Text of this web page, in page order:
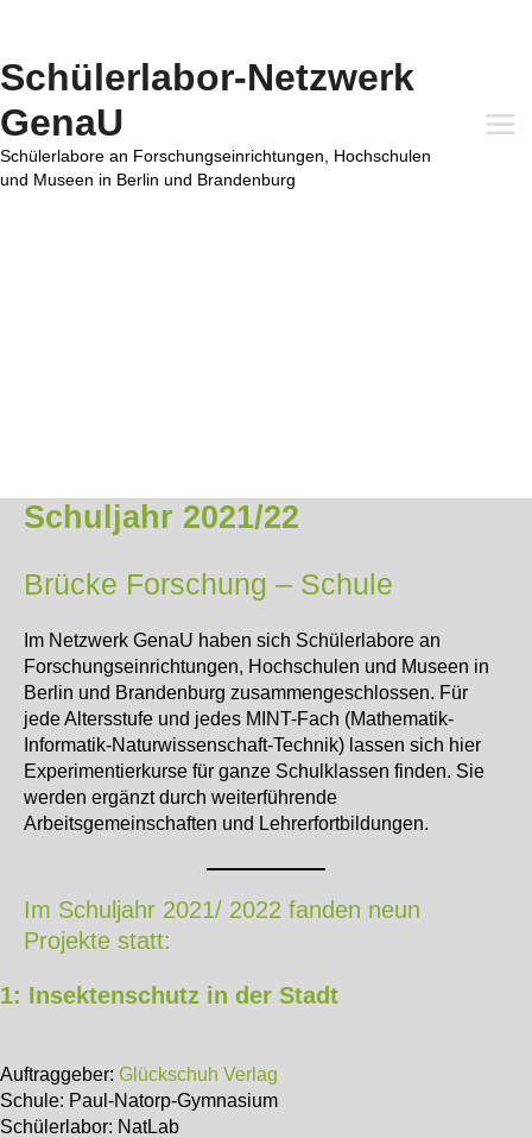
springen
Schülerlabor-Netzwerk
GenaU
Schülerlabore an Forschungseinrichtungen, Hochschulen
und Museen in Berlin und Brandenburg
Schuljahr 2021/22
Brücke Forschung – Schule
Im Netzwerk GenaU haben sich Schülerlabore an
Forschungseinrichtungen, Hochschulen und Museen in
Berlin und Brandenburg zusammengeschlossen. Für
jede Altersstufe und jedes MINT-Fach (Mathematik-
Informatik-Naturwissenschaft-Technik) lassen sich hier
Experimentierkurse für ganze Schulklassen finden. Sie
werden ergänzt durch weiterführende
Arbeitsgemeinschaften und Lehrerfortbildungen.
Im Schuljahr 2021/ 2022 fanden neun
Projekte statt:
1: Insektenschutz in der Stadt
Auftraggeber: Glückschuh Verlag
Schule: Paul-Natorp-Gymnasium
Schülerlabor: NatLab